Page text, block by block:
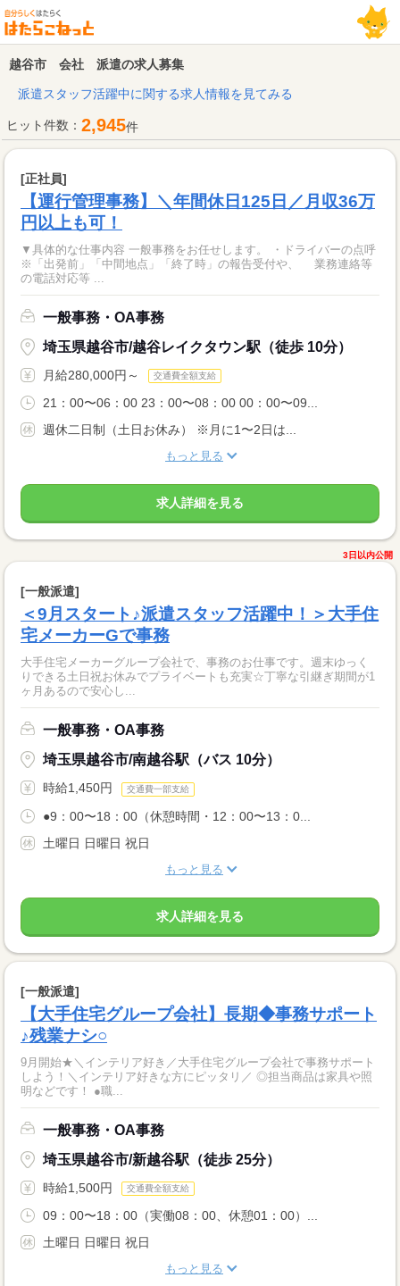
越谷市 会社 派遣の求人募集
派遣スタッフ活躍中に関する求人情報を見てみる
ヒット件数： 2,945件
[正社員]
【運行管理事務】＼年間休日125日／月収36万
円以上も可！
▼具体的な仕事内容 一般事務をお任せします。 ・ドライバーの点呼
※「出発前」「中間地点」「終了時」の報告受付や、 業務連絡等
の電話対応等 ...
一般事務・OA事務
埼玉県越谷市/越谷レイクタウン駅（徒歩 10分）
月給280,000円～ 交通費全額支給
21：00〜06：00 23：00〜08：00 00：00〜09...
週休二日制（土日お休み） ※月に1〜2日は...
もっと見る
求人詳細を見る
3日以内公開
[一般派遣]
＜9月スタート♪派遣スタッフ活躍中！＞大手住
宅メーカーGで事務
大手住宅メーカーグループ会社で、事務のお仕事です。週末ゆっく
りできる土日祝お休みでプライベートも充実☆丁寧な引継ぎ期間が1
ヶ月あるので安心し...
一般事務・OA事務
埼玉県越谷市/南越谷駅（バス 10分）
時給1,450円 交通費一部支給
●9：00〜18：00（休憩時間・12：00〜13：0...
土曜日 日曜日 祝日
もっと見る
求人詳細を見る
[一般派遣]
【大手住宅グループ会社】長期◆事務サポート
♪残業ナシ○
9月開始★＼インテリア好き／大手住宅グループ会社で事務サポート
しよう！＼インテリア好きな方にピッタリ／ ◎担当商品は家具や照
明などです！ ●職...
一般事務・OA事務
埼玉県越谷市/新越谷駅（徒歩 25分）
時給1,500円 交通費全額支給
09：00〜18：00（実働08：00、休憩01：00）...
土曜日 日曜日 祝日
もっと見る